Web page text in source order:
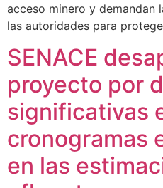
acceso minero y demandan
las autoridades para
SENACE
proyecto por
significativas
cronogramas
en las